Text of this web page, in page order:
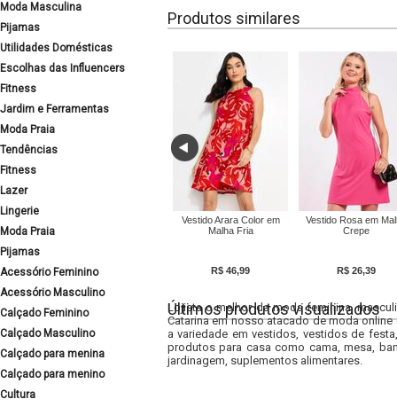
Moda Masculina
Pijamas
Utilidades Domésticas
Escolhas das Influencers
Fitness
Jardim e Ferramentas
Moda Praia
Tendências
Fitness
Lazer
Lingerie
Moda Praia
Pijamas
Acessório Feminino
Acessório Masculino
Calçado Feminino
Calçado Masculino
Calçado para menina
Calçado para menino
Cultura
Produtos similares
Vestido Arara Color em
Malha Fria
R$ 46,99
Vestido Rosa em
Crepe
R$ 26,39
Últimos produtos visualizados
Lojista o melhor da moda feminina,
Catarina em nosso atacado de moda
a variedade em vestidos, vestidos de
produtos para casa como cama, mesa,
jardinagem, suplementos alimentares.